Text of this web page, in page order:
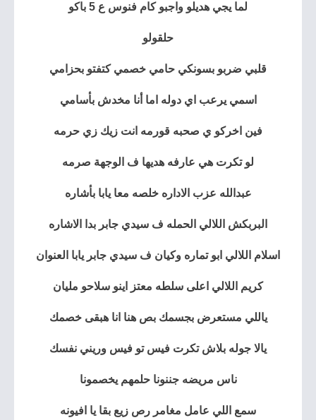
لما يجي هديلو واجبو كام فنوس ع 5 باكو
حلقولو
قلبي ضربو بسونكي حامي خصمي كتفتو بحزامي
اسمي يرعب اي دوله اما أنا مخدش بأسامي
فين اخركو ي صحبه قورمه انت زيك زي حرمه
لو تكرت هي عارفه هديها ف الوجهة صرمه
عبدالله عزب الاداره خلصه معا يابا بأشاره
البربكش اللالي الحمله ف سيدي جابر بدا الاشاره
اسلام اللالي ابو تماره وكيان ف سيدي جابر يابا العنوان
كريم اللالي اعلى سلطه معتز اينو سلاحو مليان
ياللي مستعرض بجسمك بص هنا انا هبقى خصمك
يالا جوله بلاش تكرت فيس تو فيس وريني نفسك
ناس مريضه جننونا حلمهم يخصمونا
سمع اللي عامل مغامر رص زيع بقا يا افيونه